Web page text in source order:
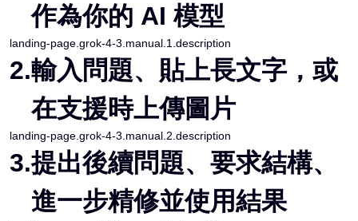
作為你的 AI 模型
landing-page.grok-4-3.manual.1.description
2.輸入問題、貼上長文字，或
在支援時上傳圖片
landing-page.grok-4-3.manual.2.description
3.提出後續問題、要求結構、
進一步精修並使用結果